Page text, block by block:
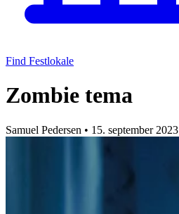
Find Festlokale
Zombie tema
Samuel Pedersen • 15. september 2023